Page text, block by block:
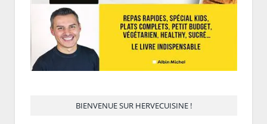
BIENVENUE SUR HERVECUISINE !